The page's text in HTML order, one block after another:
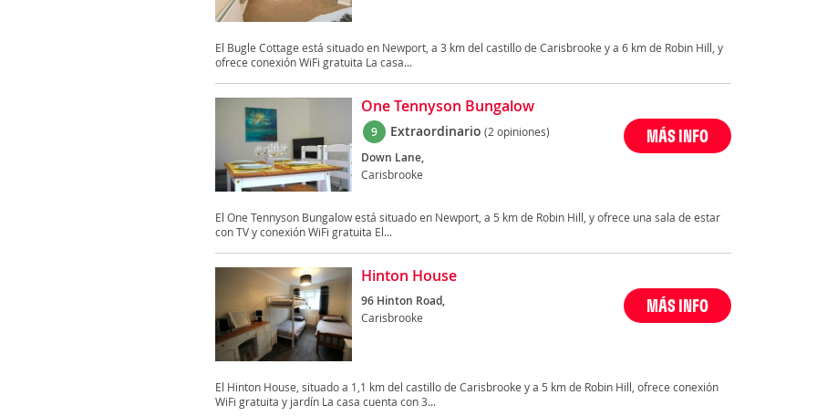
El Bugle Cottage está situado en Newport, a 3 km del castillo de Carisbrooke y a 6 km de Robin Hill, y
ofrece conexión WiFi gratuita La casa...
One Tennyson Bungalow
9 Extraordinario (2 opiniones)
Down Lane,
Carisbrooke
MÁS INFO
El One Tennyson Bungalow está situado en Newport, a 5 km de Robin Hill, y ofrece una sala de estar
con TV y conexión WiFi gratuita El...
Hinton House
96 Hinton Road,
Carisbrooke
MÁS INFO
El Hinton House, situado a 1,1 km del castillo de Carisbrooke y a 5 km de Robin Hill, ofrece conexión
WiFi gratuita y jardín La casa cuenta con 3...